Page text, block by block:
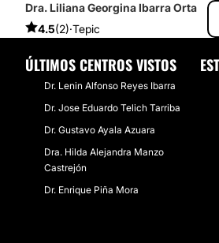
Dra. Liliana Georgina Ibarra Orta
4.5(2)·Tepic
MULTIESTETICA EXPERIENCIAS
ÚLTIMOS CENTROS VISTOS
Dr. Lenin Alfonso Reyes Ibarra
Dr. Jose Eduardo Telich Tarriba
Dr. Gustavo Ayala Azuara
Dra. Hilda Alejandra Manzo
Castrejón
Dr. Enrique Piña Mora